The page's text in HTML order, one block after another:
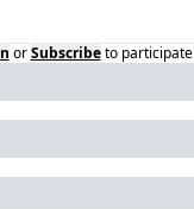
or Subscribe to participate